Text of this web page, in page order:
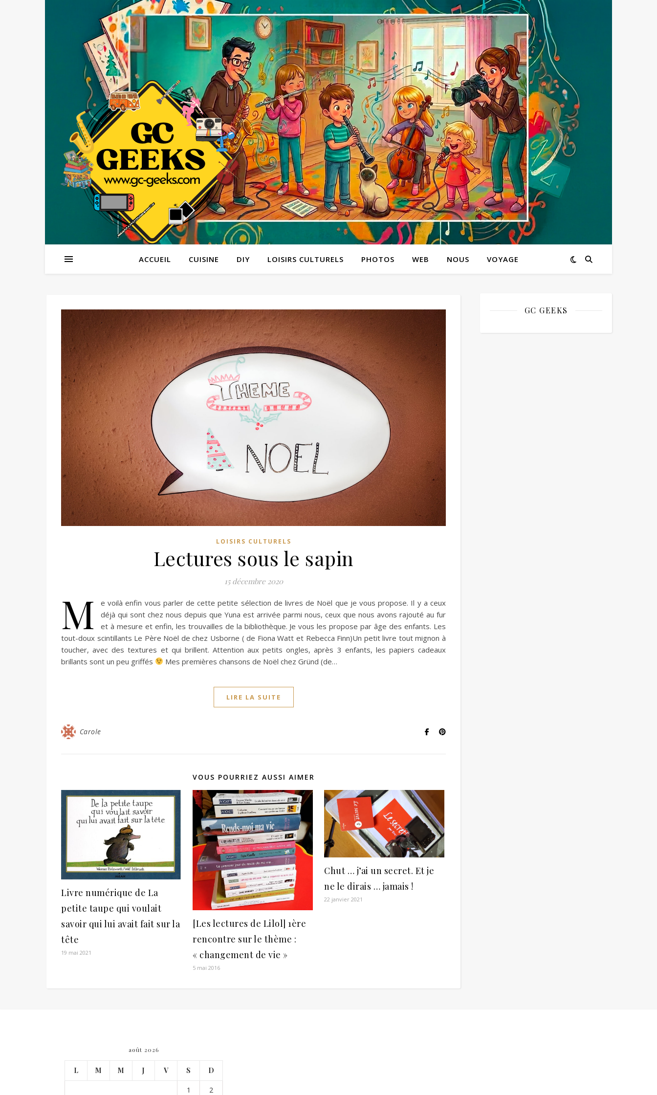
ACCUEIL CUISINE DIY LOISIRS CULTURELS PHOTOS WEB NOUS VOYAGE
LOISIRS CULTURELS
Lectures sous le sapin
15 décembre 2020
M
e voilà enfin vous parler de cette petite sélection de livres de Noël que je vous propose. Il y a ceux
déjà qui sont chez nous depuis que Yuna est arrivée parmi nous, ceux que nous avons rajouté au fur
et à mesure et enfin, les trouvailles de la bibliothèque. Je vous les propose par âge des enfants. Les
tout-doux scintillants Le Père Noël de chez Usborne ( de Fiona Watt et Rebecca Finn)Un petit livre tout mignon à
toucher, avec des textures et qui brillent. Attention aux petits ongles, après 3 enfants, les papiers cadeaux
brillants sont un peu griffés
Mes premières chansons de Noël chez Gründ (de…
LIRE LA SUITE
Carole
VOUS POURRIEZ AUSSI AIMER
Livre numérique de La
petite taupe qui voulait
savoir qui lui avait fait sur la
tête
19 mai 2021
[Les lectures de Lilol] 1ère
rencontre sur le thème :
« changement de vie »
5 mai 2016
Chut … j’ai un secret. Et je
ne le dirais … jamais !
22 janvier 2021
GC GEEKS
août 2026
L M M J V S D
1 2